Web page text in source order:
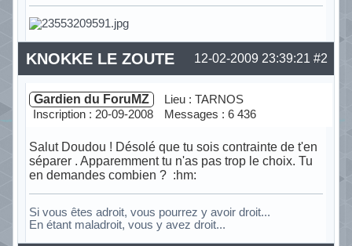
Hors ligne #2
12-02-2009 23:39:21
KNOKKE LE ZOUTE
Gardien du ForuMZ
Lieu : TARNOS
Inscription : 20-09-2008
Messages : 6 436
Salut Doudou ! Désolé que tu sois contrainte de t'en
séparer . Apparemment tu n'as pas trop le choix. Tu
en demandes combien ? :hm:
Si vous êtes adroit, vous pourrez y avoir droit...
En étant maladroit, vous y avez droit...